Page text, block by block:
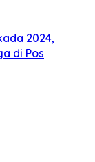
2024,
di Pos